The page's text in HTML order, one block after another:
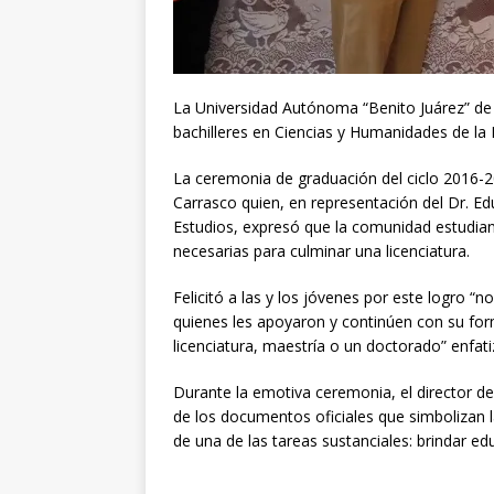
La Universidad Autónoma “Benito Juárez”
bachilleres en Ciencias y Humanidades de
La ceremonia de graduación del ciclo
Carrasco quien, en representación del Dr.
Estudios, expresó que la comunidad
necesarias para culminar una licenciatura.
Felicitó a las y los jóvenes por este logro
quienes les apoyaron y continúen con su
licenciatura, maestría o un doctorado”
Durante la emotiva ceremonia, el director
de los documentos oficiales que
de una de las tareas sustanciales: brindar